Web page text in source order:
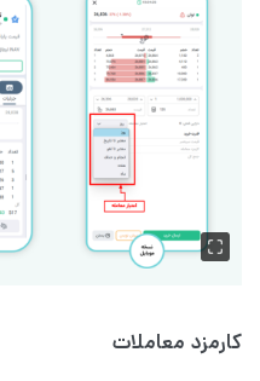
کارمزد معاملات